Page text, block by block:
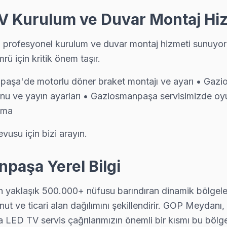
Sorulara Özet Yanıtlar
Panel değişimi TV değerinin %40-60'ına mal olabilir
İstanbul TV tamir taleplerimizin önemli bir bölümü bu ilçeden
yerine adım adım hareket etmeniz önemlidir. İlk
kumandanızı kontrol edin. Kumanda pillerinin
karakteristikleri, Rowenta televizyonunuz
bilgi edinmek için Rowenta’nın resmi web sitesinde
Kurulum ve Duvar Montaj
kurulum ve duvar montaj hizmeti
için kritik önem taşır.
motorlu döner braket montajı ve ayarı •
ve yayın ayarları • Gaziosmanpaşa servisimizde
için bizi arayın.
Yerel Bilgi
yaklaşık 500.000+ nüfusu barındıran dinamik
ticari alan dağılımını şekillendirir. GOP
TV servis çağrılarımızın önemli bir kısmı bu